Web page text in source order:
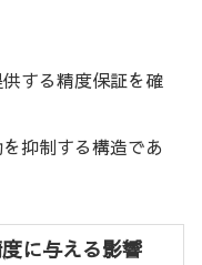
する精度保証を確
抑制する構造であ
に与える影響